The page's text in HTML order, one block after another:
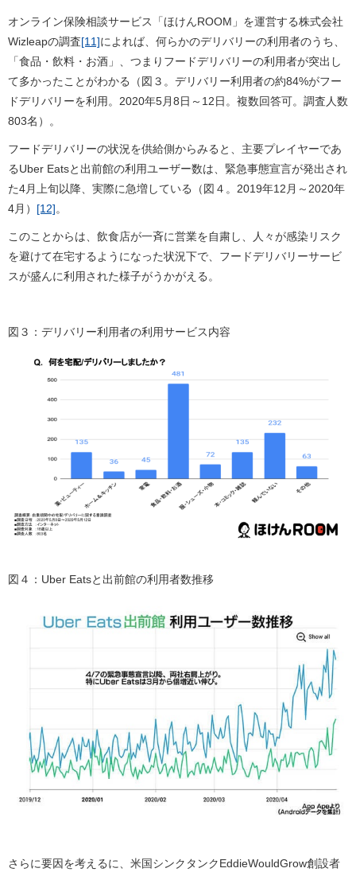
オンライン保険相談サービス「ほけんROOM」を運営する株式会社
Wizleapの調査[11]によれば、何らかのデリバリーの利用者のうち、
「食品・飲料・お酒」、つまりフードデリバリーの利用者が突出し
て多かったことがわかる（図３。デリバリー利用者の約84%がフー
ドデリバリーを利用。2020年5月8日～12日。複数回答可。調査人数
803名）。
フードデリバリーの状況を供給側からみると、主要プレイヤーであ
るUber Eatsと出前館の利用ユーザー数は、緊急事態宣言が発出され
た4月上旬以降、実際に急増している（図４。2019年12月～2020年
4月） [12]。
このことからは、飲食店が一斉に営業を自粛し、人々が感染リスク
を避けて在宅するようになった状況下で、フードデリバリーサービ
スが盛んに利用された様子がうかがえる。
図３：デリバリー利用者の利用サービス内容
図４：Uber Eatsと出前館の利用者数推移
さらに要因を考えるに、米国シンクタンクEddieWouldGrow創設者